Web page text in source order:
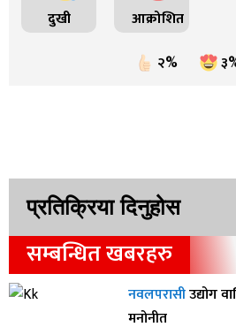
दुखी
आक्रोशित
२%
प्रतिक्रिया दिनुहोस
सम्बन्धित खबरहरु
नवलपरासीउद्योग
मनोनीत